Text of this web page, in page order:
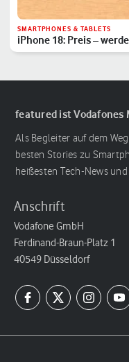
SMARTPHONES & TABLETS
iPhone 18: Preis –
featured ist
Als Begleiter auf dem
besten Stories zu
heißesten Tech-News
Anschrift
Vodafone GmbH
Ferdinand-Braun-Platz 1
40549 Düsseldorf